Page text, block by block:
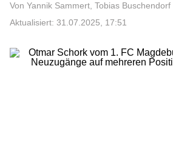
Von Yannik Sammert, Tobias Buschendorf
Aktualisiert: 31.07.2025, 17:51